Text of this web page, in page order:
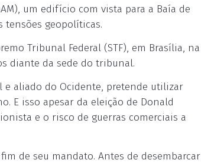
um edifício com vista para a Baía de
tensões geopolíticas.
Tribunal Federal (STF), em Brasília, na
diante da sede do tribunal.
e aliado do Ocidente, pretende utilizar
E isso apesar da eleição de Donald
e o risco de guerras comerciais a
de seu mandato. Antes de desembarcar